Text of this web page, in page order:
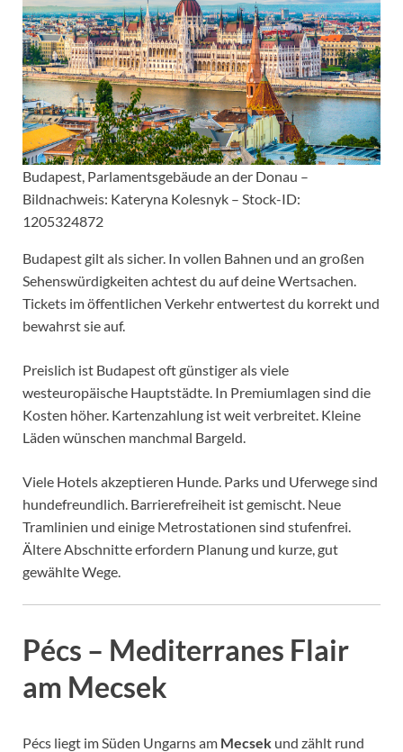
Budapest, Parlamentsgebäude an der Donau –
Bildnachweis: Kateryna Kolesnyk – Stock-ID:
1205324872
Budapest gilt als sicher. In vollen Bahnen und an großen
Sehenswürdigkeiten achtest du auf deine Wertsachen.
Tickets im öffentlichen Verkehr entwertest du korrekt und
bewahrst sie auf.
Preislich ist Budapest oft günstiger als viele
westeuropäische Hauptstädte. In Premiumlagen sind die
Kosten höher. Kartenzahlung ist weit verbreitet. Kleine
Läden wünschen manchmal Bargeld.
Viele Hotels akzeptieren Hunde. Parks und Uferwege sind
hundefreundlich. Barrierefreiheit ist gemischt. Neue
Tramlinien und einige Metrostationen sind stufenfrei.
Ältere Abschnitte erfordern Planung und kurze, gut
gewählte Wege.
Pécs – Mediterranes Flair
am Mecsek
Pécs liegt im Süden Ungarns am Mecsek und zählt rund